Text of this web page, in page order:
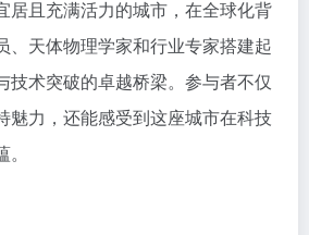
居且充满活力的城市，在全球化背
、天体物理学家和行业专家搭建起
技术突破的卓越桥梁。参与者不仅
魅力，还能感受到这座城市在科技